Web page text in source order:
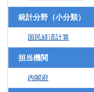
統計分野（小分類）
国民経済計算
担当機関
内閣府